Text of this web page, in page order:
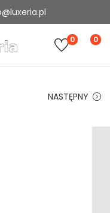
0 0
NASTĘPNY